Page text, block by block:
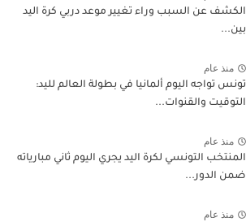
الكشف عن السبب وراء تغيير موعد دربي كرة اليد
بين...
منذ عام
تونس تواجه اليوم ألمانيا في بطولة العالم لليد:
التوقيت والقنوات...
منذ عام
المنتخب التونسي لكرة اليد يجري اليوم ثاني مبارياته
ضمن الدور...
منذ عام